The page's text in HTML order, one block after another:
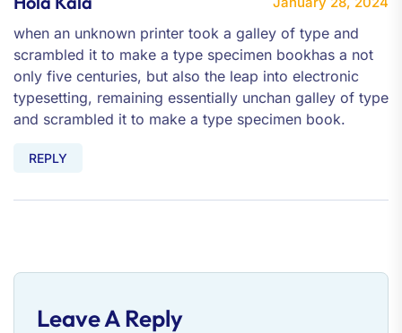
when an unknown printer took a galley of type and
scrambled it to make a type specimen bookhas a not
only five centuries, but also the leap into electronic
typesetting, remaining essentially unchan galley of type
and scrambled it to make a type specimen book.
REPLY
Leave A Reply